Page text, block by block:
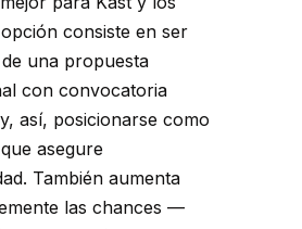
consiste en ser
una propuesta
con convocatoria
así, posicionarse como
asegure
También aumenta
las chances —